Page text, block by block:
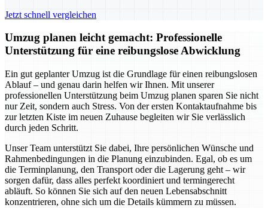
Jetzt schnell vergleichen
Umzug planen leicht gemacht: Professionelle
Unterstützung für eine reibungslose Abwicklung
Ein gut geplanter Umzug ist die Grundlage für einen reibungslosen
Ablauf – und genau darin helfen wir Ihnen. Mit unserer
professionellen Unterstützung beim Umzug planen sparen Sie nicht
nur Zeit, sondern auch Stress. Von der ersten Kontaktaufnahme bis
zur letzten Kiste im neuen Zuhause begleiten wir Sie verlässlich
durch jeden Schritt.
Unser Team unterstützt Sie dabei, Ihre persönlichen Wünsche und
Rahmenbedingungen in die Planung einzubinden. Egal, ob es um
die Terminplanung, den Transport oder die Lagerung geht – wir
sorgen dafür, dass alles perfekt koordiniert und termingerecht
abläuft. So können Sie sich auf den neuen Lebensabschnitt
konzentrieren, ohne sich um die Details kümmern zu müssen.